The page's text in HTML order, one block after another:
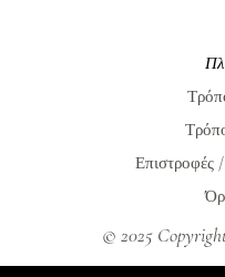
Επιστροφές
© 2025